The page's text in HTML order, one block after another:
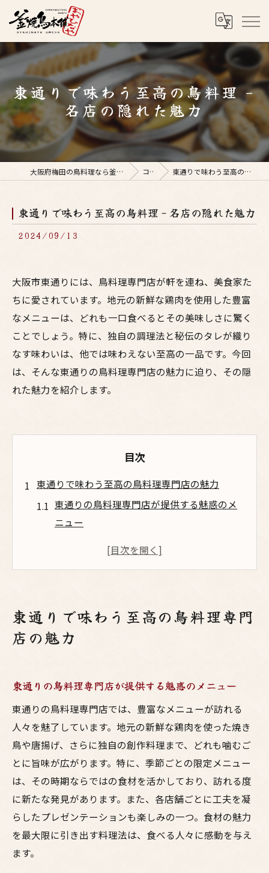
東通りで味わう至高の鳥料理 -
名店の隠れた魅力
大阪府梅田の鳥料理なら釜焼鳥本舗おやひなや 梅田店 コラム 東通りで味わう至高の鳥料理 - 名店の隠れた魅力
東通りで味わう至高の鳥料理 - 名店の隠れた魅力
2024/09/13
大阪市東通りには、鳥料理専門店が軒を連ね、美食家た
ちに愛されています。地元の新鮮な鶏肉を使用した豊富
なメニューは、どれも一口食べるとその美味しさに驚く
ことでしょう。特に、独自の調理法と秘伝のタレが織り
なす味わいは、他では味わえない至高の一品です。今回
は、そんな東通りの鳥料理専門店の魅力に迫り、その隠
れた魅力を紹介します。
目次
東通りで味わう至高の鳥料理専門店の魅力
東通りの鳥料理専門店が提供する魅惑のメ
ニュー
鳥料理専門店が誇る新鮮な食材の秘密
東通りで人気の鳥料理専門店の紹介
地元の新鮮な鶏肉を使った東通りの絶品鳥料理
新鮮な鶏肉を使った絶品料理の紹介
東通りで楽しむ旬の鶏肉料理
地元食材をふんだんに使った絶品メニュー
生産者と連携した新鮮鶏肉の魅力
新鮮な鶏肉を使った健康的な鳥料理
独自の調理法と秘伝のタレが織りなす東通りの
鳥料理
職人技が光る独自の調理法
東通りで味わう至高の鳥料理専門
店の魅力
東通りの鳥料理専門店が提供する魅惑のメニュー
東通りの鳥料理専門店では、豊富なメニューが訪れる
人々を魅了しています。地元の新鮮な鶏肉を使った焼き
鳥や唐揚げ、さらに独自の創作料理まで、どれも噛むご
とに旨味が広がります。特に、季節ごとの限定メニュー
は、その時期ならではの食材を活かしており、訪れる度
に新たな発見があります。また、各店舗ごとに工夫を凝
らしたプレゼンテーションも楽しみの一つ。食材の魅力
を最大限に引き出す料理法は、食べる人々に感動を与え
ます。